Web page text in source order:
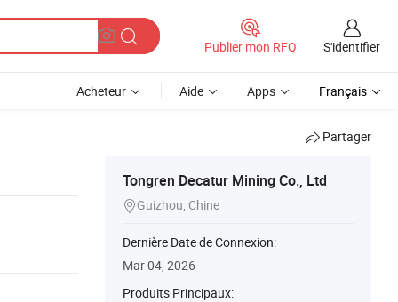
Publier mon RFQ S'identifier
Acheteur Aide Apps Français
Partager
Tongren Decatur Mining Co., Ltd
Guizhou, Chine
Dernière Date de Connexion:
Mar 04, 2026
Produits Principaux: